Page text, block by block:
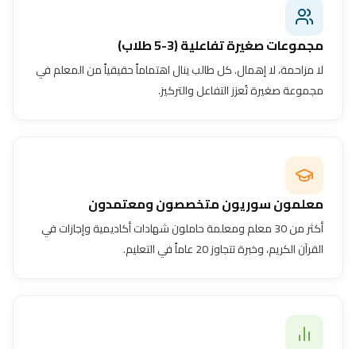
مجموعات صغيرة تفاعلية (3-5 طلاب)
لا مزاحمة، لا إهمال. كل طالب ينال اهتماماً حقيقياً من المعلم في
مجموعة صغيرة تُعزز التفاعل والتركيز.
معلمون سوريون متخصصون ومعتمدون
أكثر من 30 معلم ومعلمة حاملون شهادات أكاديمية وإجازات في
القرآن الكريم، وخبرة تتجاوز 20 عاماً في التعليم.